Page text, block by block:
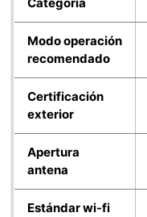
Modo operación
recomendado
Certificación
exterior
Apertura
antena
Estándar wi-fi